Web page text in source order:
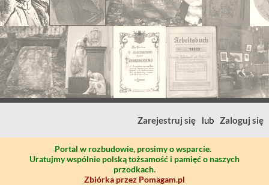
Zarejestruj się lub Zaloguj się
Portal w rozbudowie, prosimy o wsparcie.
Uratujmy wspólnie polską tożsamość i pamięć o naszych
przodkach.
Zbiórka przez Pomagam.pl